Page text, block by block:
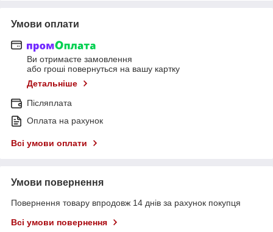
Умови оплати
Ви отримаєте замовлення
або гроші повернуться на вашу картку
Детальніше
Післяплата
Оплата на рахунок
Всі умови оплати
Умови повернення
Повернення товару впродовж 14 днів за рахунок покупця
Всі умови повернення